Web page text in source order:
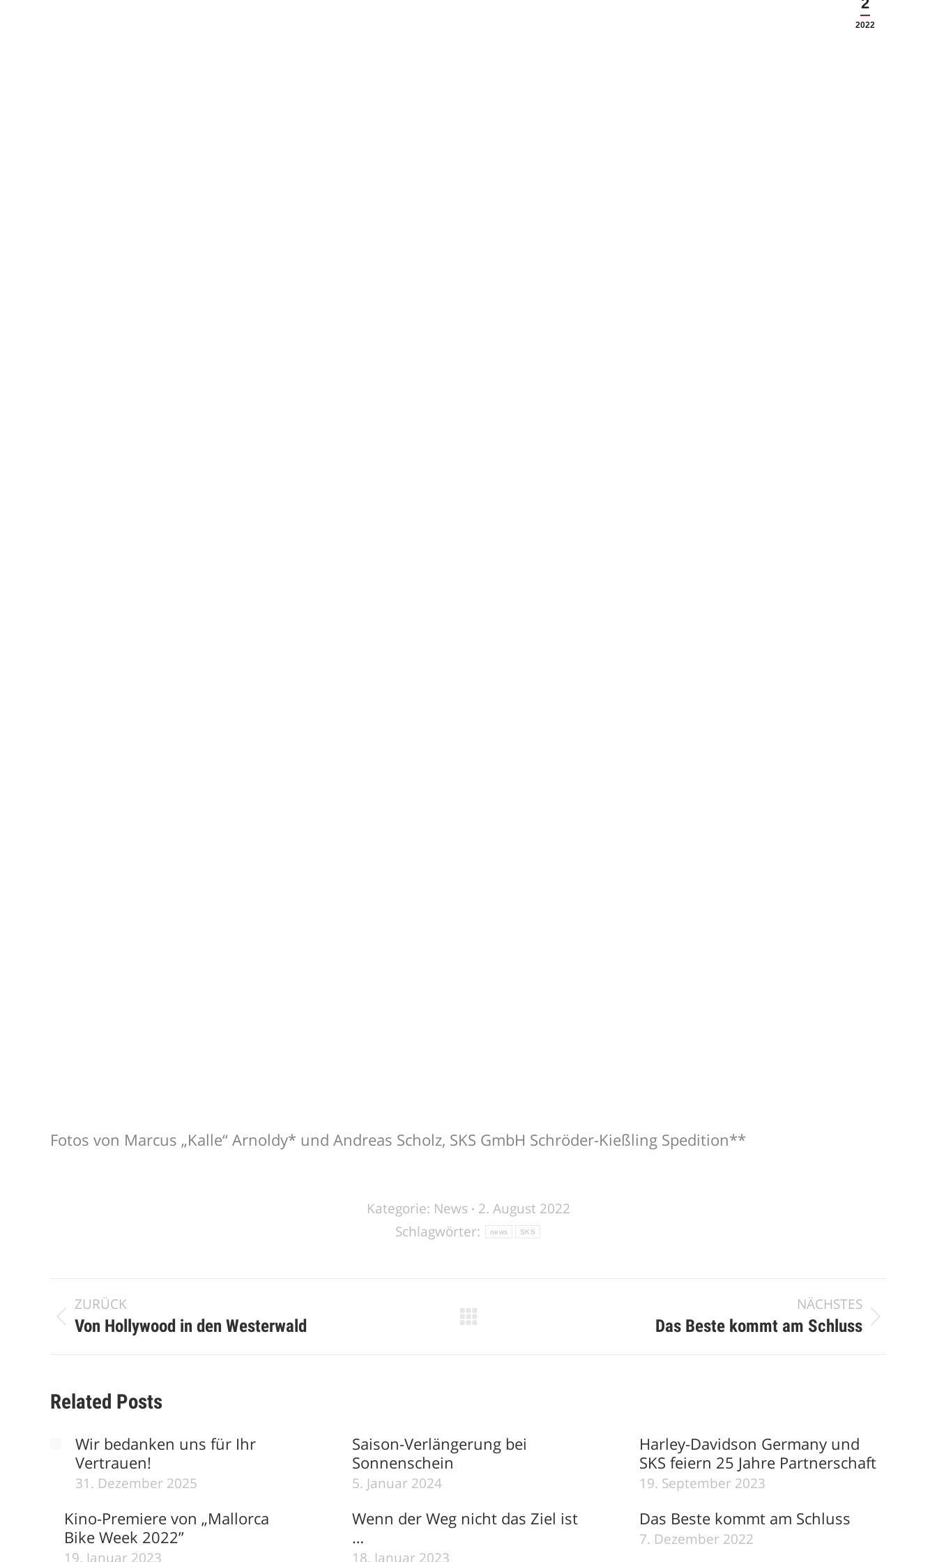
2022
Fotos von Marcus „Kalle“ Arnoldy* und Andreas Scholz, SKS GmbH Schröder-Kießling Spedition**
Kategorie: News
2. August 2022
Schlagwörter:
news SKS
Kommentarnavigation
ZURÜCK
Vorheriger
Von Hollywood in den Westerwald
NÄCHSTES
Das Beste kommt am Schluss
Related Posts
Wir bedanken uns für Ihr
Vertrauen!
31. Dezember 2025
Saison-Verlängerung bei
Sonnenschein
5. Januar 2024
Harley-Davidson Germany und
SKS feiern 25 Jahre Partnerschaft
19. September 2023
Kino-Premiere von „Mallorca
Bike Week 2022”
19. Januar 2023
Wenn der Weg nicht das Ziel ist
…
18. Januar 2023
Das Beste kommt am Schluss
7. Dezember 2022